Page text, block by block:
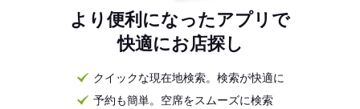
より便利になったアプリで
快適にお店探し
クイックな現在地検索。検索が快適に
予約も簡単。空席をスムーズに検索